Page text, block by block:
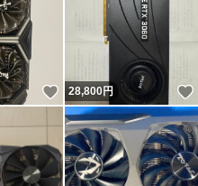
いいね！
28,800円